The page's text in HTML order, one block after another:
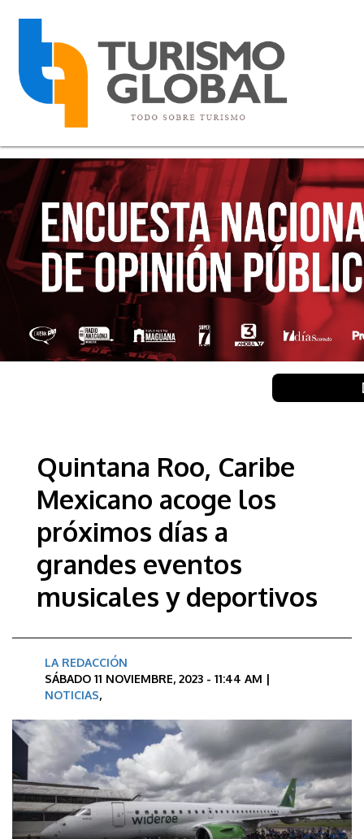
Quintana Roo, Caribe
Mexicano acoge los
próximos días a
grandes eventos
musicales y deportivos
LA REDACCIÓN
SÁBADO 11 NOVIEMBRE, 2023 - 11:44 AM |
NOTICIAS,